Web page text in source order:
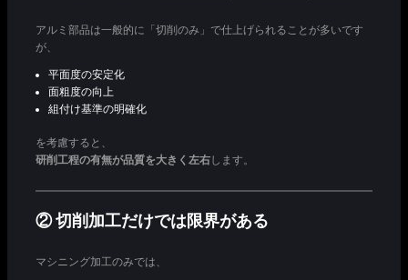
アルミ部品は一般的に「切削のみ」で仕上げられることが多いです
が、
平面度の安定化
面粗度の向上
組付け基準の明確化
を考慮すると、
研削工程の有無が品質を大きく左右します。
② 切削加工だけでは限界がある
マシニング加工のみでは、